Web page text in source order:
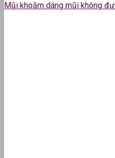
Mũi khoằm dáng mũi không